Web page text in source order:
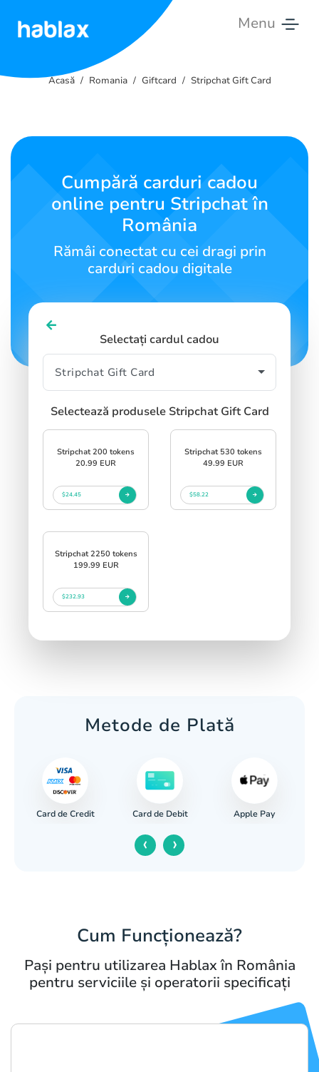
Menu
Tarife
Contactează-
Acasă Romania Giftcard Stripchat Gift Card
Cumpără carduri cadou
online pentru Stripchat în
România
Rămâi conectat cu cei dragi prin
carduri cadou digitale
Selectați cardul cadou
Selectează produsele Stripchat Gift Card
Stripchat 200 tokens
20.99 EUR
$24.45
Stripchat 530 tokens
49.99 EUR
$58.22
Stripchat 2250 tokens
199.99 EUR
$232.93
Metode de Plată
Card de Credit Card de Debit Apple Pay
‹ ›
Cum Funcționează?
Pași pentru utilizarea Hablax în România
pentru serviciile și operatorii specificați